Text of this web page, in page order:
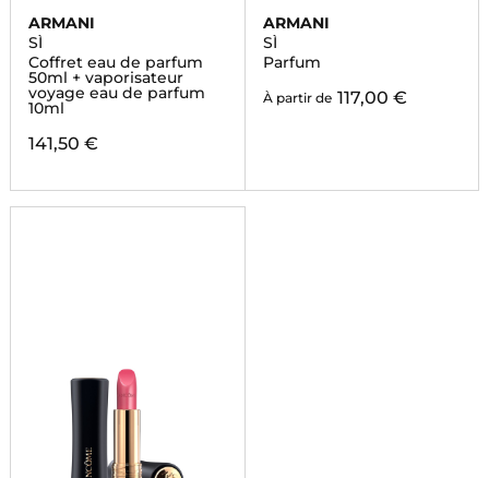
ARMANI
SÌ
Coffret eau de parfum
50ml + vaporisateur
voyage eau de parfum
10ml
141,50 €
ARMANI
SÌ
Parfum
À partir de 117,00 €